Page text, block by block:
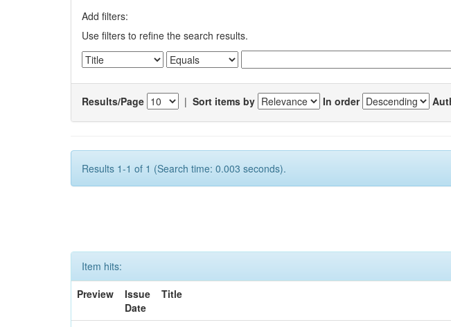
Add filters:
Use filters to refine the search results.
Results/Page | Sort items by In order
Results 1-1 of 1 (Search time: 0.003 seconds).
Item hits:
Preview
Issue
Date
Title